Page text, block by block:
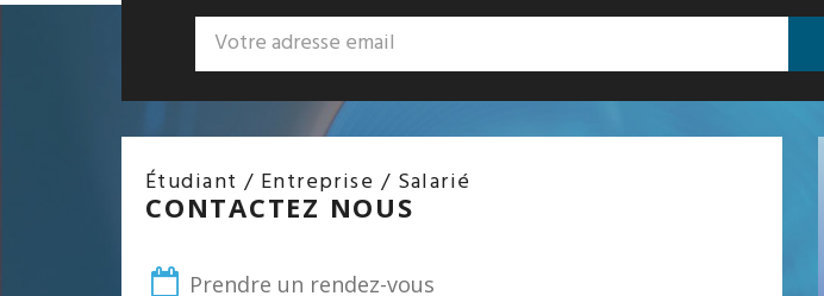
Étudiant / Entreprise / Salarié
CONTACTEZ NOUS
Prendre un rendez-vous